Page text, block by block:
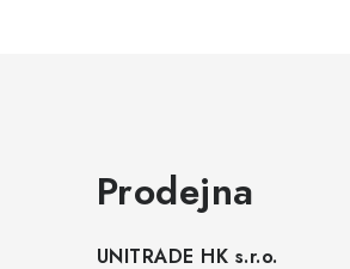
Prodejna
UNITRADE HK s.r.o.